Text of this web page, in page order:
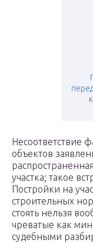
Несоответствие
объектов
участка; такое
Постройки на
строительных
стоять нельзя
чреватые как
судебными